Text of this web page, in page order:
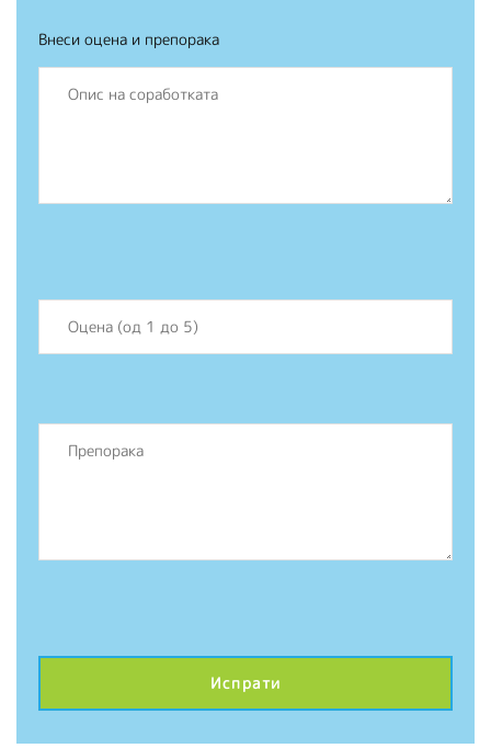
Внеси оцена и препорака